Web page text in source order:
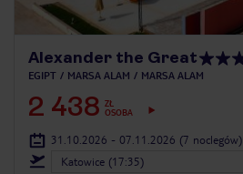
Alexander the Great
EGIPT MARSA ALAM MARSA ALAM
2 438 ZŁ
OSOBA
31.10.2026 - 07.11.2026 (7 noclegów)
Katowice (17:35)